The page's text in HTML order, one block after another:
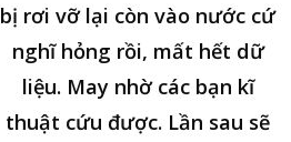
bị rơi vỡ lại còn vào nước cứ
nghĩ hỏng rồi, mất hết dữ
liệu. May nhờ các bạn kĩ
thuật cứu được. Lần sau sẽ